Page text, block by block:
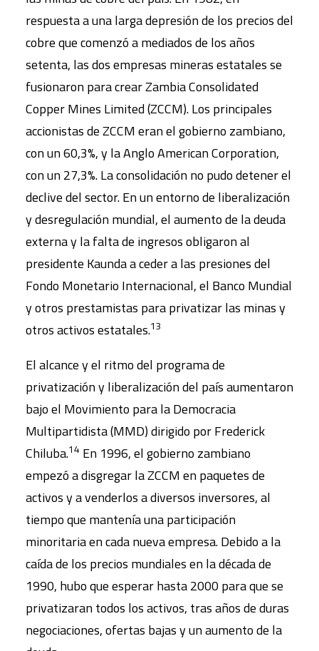
respuesta a una larga depresión de los precios del
cobre que comenzó a mediados de los años
setenta, las dos empresas mineras estatales se
fusionaron para crear Zambia Consolidated
Copper Mines Limited (ZCCM). Los principales
accionistas de ZCCM eran el gobierno zambiano,
con un 60,3%, y la Anglo American Corporation,
con un 27,3%. La consolidación no pudo detener el
declive del sector. En un entorno de liberalización
y desregulación mundial, el aumento de la deuda
externa y la falta de ingresos obligaron al
presidente Kaunda a ceder a las presiones del
Fondo Monetario Internacional, el Banco Mundial
y otros prestamistas para privatizar las minas y
otros activos estatales.13
El alcance y el ritmo del programa de
privatización y liberalización del país aumentaron
bajo el Movimiento para la Democracia
Multipartidista (MMD) dirigido por Frederick
Chiluba.14 En 1996, el gobierno zambiano
empezó a disgregar la ZCCM en paquetes de
activos y a venderlos a diversos inversores, al
tiempo que mantenía una participación
minoritaria en cada nueva empresa. Debido a la
caída de los precios mundiales en la década de
1990, hubo que esperar hasta 2000 para que se
privatizaran todos los activos, tras años de duras
negociaciones, ofertas bajas y un aumento de la